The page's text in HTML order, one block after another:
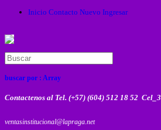
Inicio Contacto Nuevo Ingresar
buscar por : Array
Contactenos al Tel. (+57) (604) 512 18 52
ventasinstitucional@lapraga.net